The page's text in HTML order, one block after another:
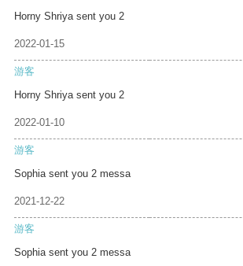
Horny Shriya sent you 2
2022-01-15
游客
Horny Shriya sent you 2
2022-01-10
游客
Sophia sent you 2 messa
2021-12-22
游客
Sophia sent you 2 messa